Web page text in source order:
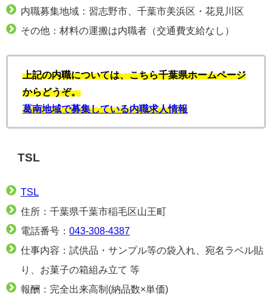
内職募集地域：習志野市、千葉市美浜区・花見川区
その他：材料の運搬は内職者（交通費支給なし）
上記の内職については、こちら千葉県ホームページ
からどうぞ。
葛南地域で募集している内職求人情報
TSL
TSL
住所：千葉県千葉市稲毛区山王町
電話番号： 043-308-4387
仕事内容：試供品・サンプル等の袋入れ、宛名ラベル貼
り、お菓子の箱組み立て 等
報酬：完全出来高制(納品数×単価)